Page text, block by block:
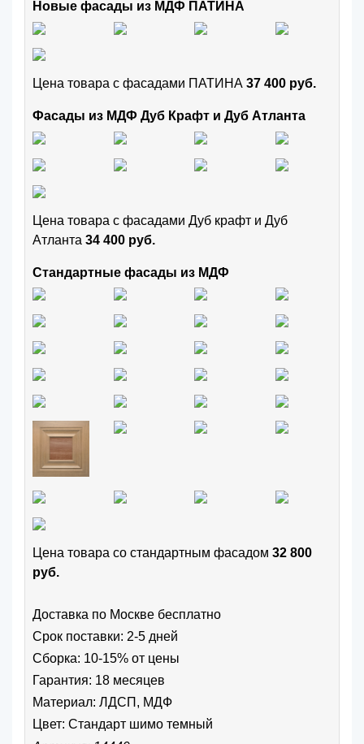
Новые фасады из МДФ ПАТИНА
Цена товара с фасадами ПАТИНА 37 400 руб.
Фасады из МДФ Дуб Крафт и Дуб Атланта
Цена товара с фасадами Дуб крафт и Дуб
Атланта 34 400 руб.
Стандартные фасады из МДФ
Цена товара cо стандартным фасадом 32 800
руб.
Доставка по Москве бесплатно
Срок поставки: 2-5 дней
Сборка: 10-15% от цены
Гарантия: 18 месяцев
Материал: ЛДСП, МДФ
Цвет: Стандарт шимо темный